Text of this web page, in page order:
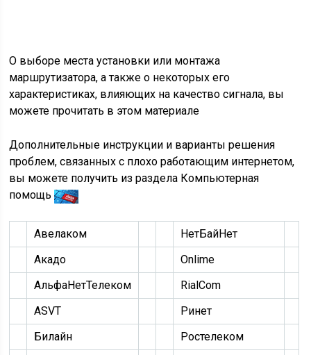
О выборе места установки или монтажа
маршрутизатора, а также о некоторых его
характеристиках, влияющих на качество сигнала, вы
можете прочитать в этом материале
Дополнительные инструкции и варианты решения
проблем, связанных с плохо работающим интернетом,
вы можете получить из раздела Компьютерная
помощь
Авелаком
НетБайНет
Акадо
Onlime
АльфаНетТелеком
RialCom
ASVT
Ринет
Билайн
Ростелеком